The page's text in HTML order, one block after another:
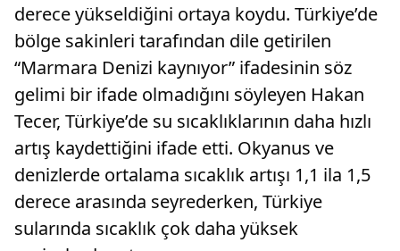
derece yükseldiğini ortaya koydu. Türkiye’de
bölge sakinleri tarafından dile getirilen
“Marmara Denizi kaynıyor” ifadesinin söz
gelimi bir ifade olmadığını söyleyen Hakan
Tecer, Türkiye’de su sıcaklıklarının daha hızlı
artış kaydettiğini ifade etti. Okyanus ve
denizlerde ortalama sıcaklık artışı 1,1 ila 1,5
derece arasında seyrederken, Türkiye
sularında sıcaklık çok daha yüksek